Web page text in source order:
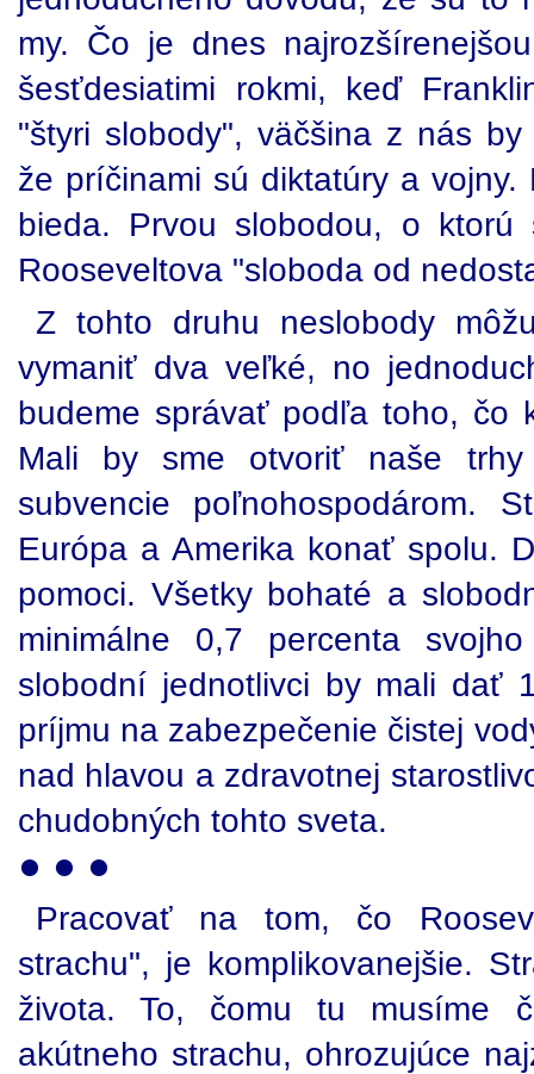
my. Čo je dnes
šesťdesiatimi rokmi, keď
"štyri slobody", väčšina z nás
že príčinami sú diktatúry a
bieda. Prvou slobodou, o
Rooseveltova "sloboda od
Z tohto druhu neslobody
vymaniť dva veľké, no
budeme správať podľa toho, čo
Mali by sme otvoriť naše
subvencie poľnohospodárom.
Európa a Amerika konať spolu.
pomoci. Všetky bohaté a
minimálne 0,7 percenta
slobodní jednotlivci by mali dať
príjmu na zabezpečenie čistej
nad hlavou a zdravotnej
chudobných tohto sveta.
● ● ●
Pracovať na tom, čo
strachu", je komplikovanejšie.
života. To, čomu tu musíme
akútneho strachu, ohrozujúce